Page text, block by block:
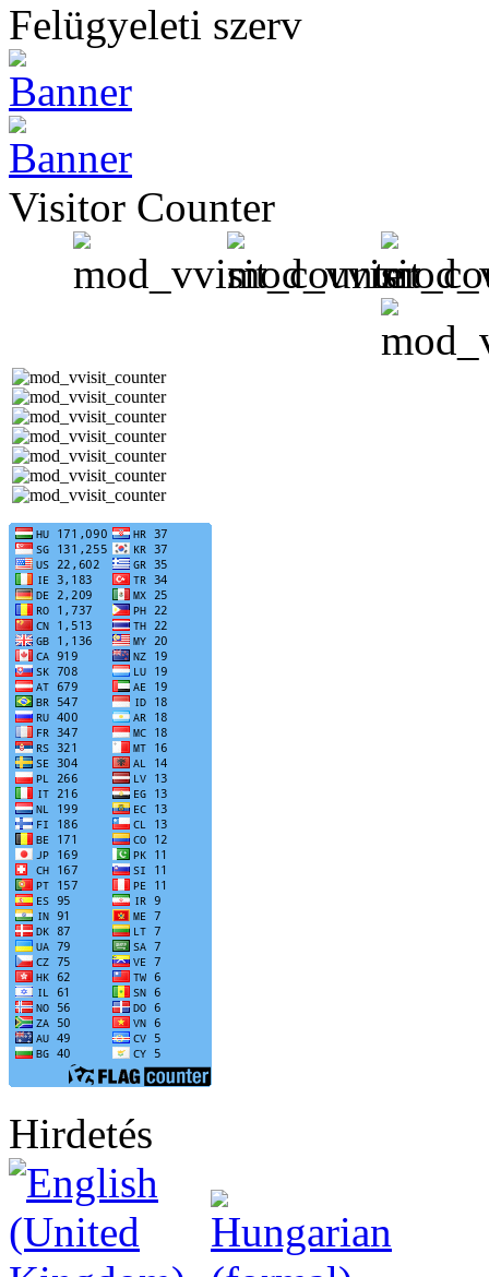
Felügyeleti szerv
Visitor Counter
Hirdetés